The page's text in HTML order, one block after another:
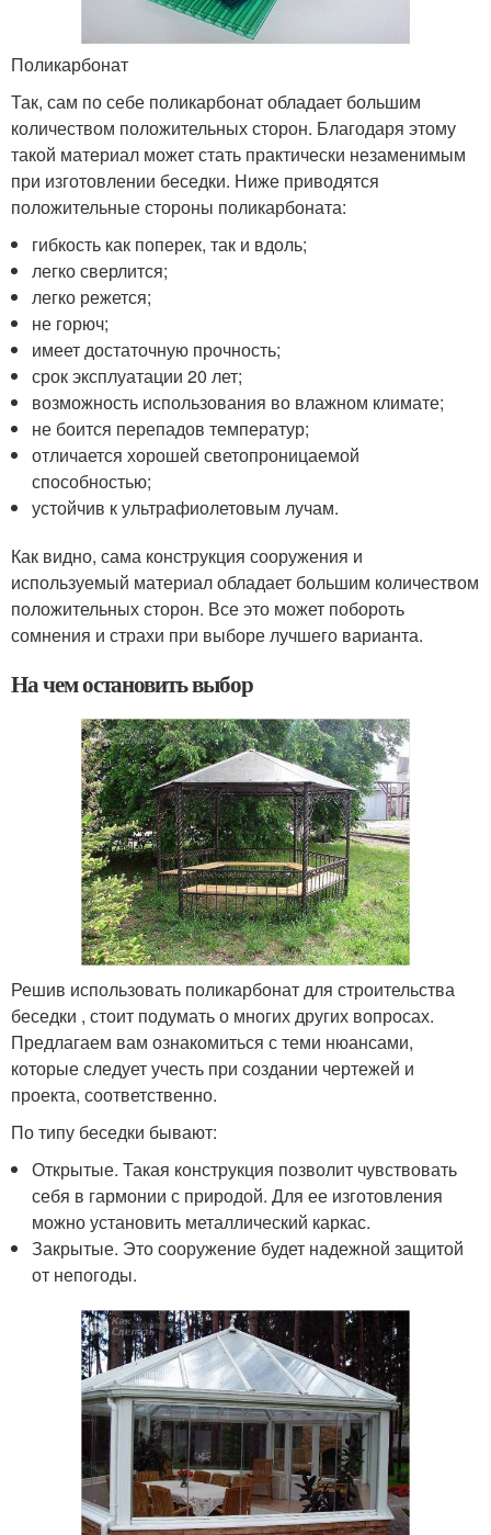
Поликарбонат
Так, сам по себе поликарбонат обладает большим
количеством положительных сторон. Благодаря этому
такой материал может стать практически незаменимым
при изготовлении беседки. Ниже приводятся
положительные стороны поликарбоната:
гибкость как поперек, так и вдоль;
легко сверлится;
легко режется;
не горюч;
имеет достаточную прочность;
срок эксплуатации 20 лет;
возможность использования во влажном климате;
не боится перепадов температур;
отличается хорошей светопроницаемой
способностью;
устойчив к ультрафиолетовым лучам.
Как видно, сама конструкция сооружения и
используемый материал обладает большим количеством
положительных сторон. Все это может побороть
сомнения и страхи при выборе лучшего варианта.
На чем остановить выбор
Решив использовать поликарбонат для строительства
беседки , стоит подумать о многих других вопросах.
Предлагаем вам ознакомиться с теми нюансами,
которые следует учесть при создании чертежей и
проекта, соответственно.
По типу беседки бывают:
Открытые. Такая конструкция позволит чувствовать
себя в гармонии с природой. Для ее изготовления
можно установить металлический каркас.
Закрытые. Это сооружение будет надежной защитой
от непогоды.